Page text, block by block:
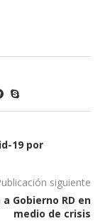
19 por
siguiente
Gobierno RD en
medio de crisis